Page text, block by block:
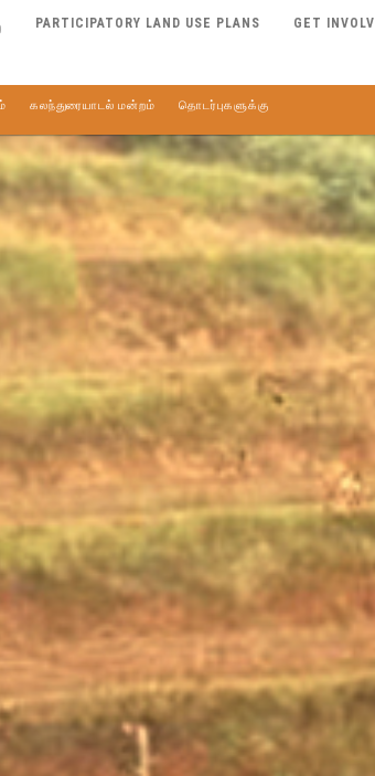
PARTICIPATORY LAND USE PLANS GET
கலந்துரையாடல் மன்றம் தொடர்புகளுக்கு